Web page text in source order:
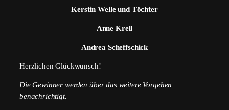
Kerstin Welle und Töchter
Anne Krell
Andrea Scheffschick
Herzlichen Glückwunsch!
Die Gewinner werden über das weitere Vorgehen
benachrichtigt.